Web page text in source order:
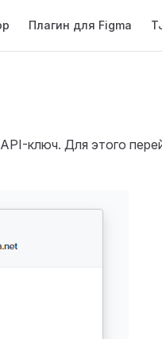
Плагин для Figma
ключ. Для этого